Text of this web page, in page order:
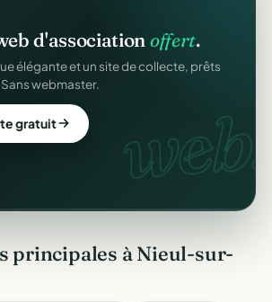
web.
d'association offert.
élégante et un site de collecte, prêts
webmaster.
gratuit
principales à Nieul-sur-